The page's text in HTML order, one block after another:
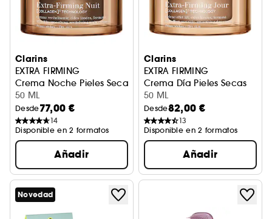
Clarins
EXTRA FIRMING
Crema Noche Pieles Secas
50 ML
Desde77,00 €
14
Disponible en 2 formatos
Añadir
Clarins
EXTRA FIRMING
Crema Día Pieles Secas
50 ML
Desde82,00 €
13
Disponible en 2 formatos
Añadir
Novedad